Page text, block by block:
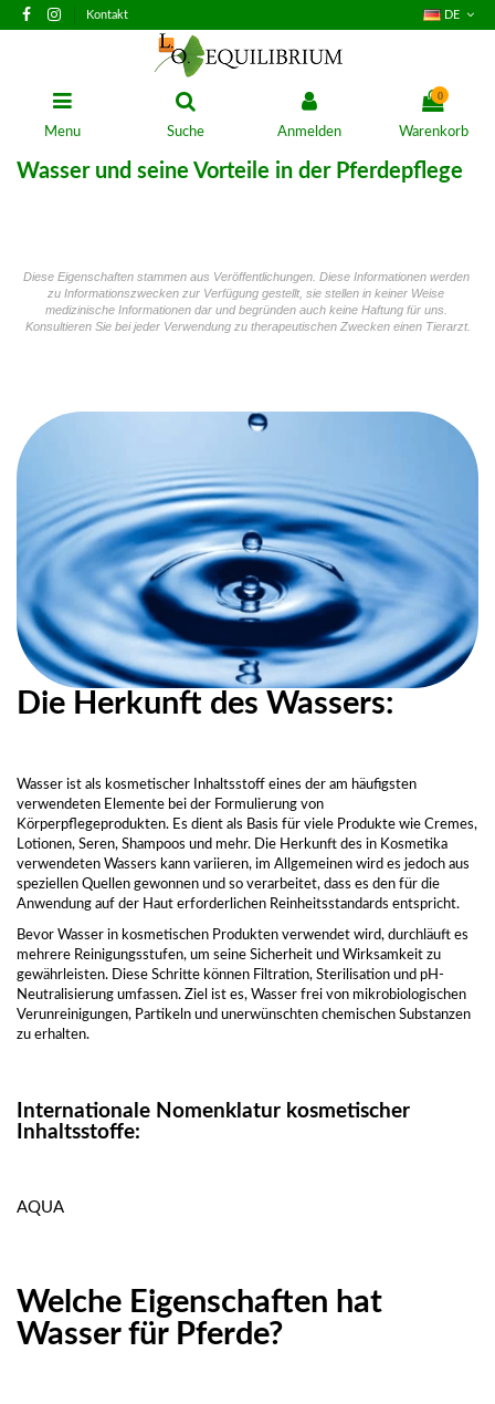
Kontakt DE
Menu Suche Anmelden
0
Warenkorb
Wasser und seine Vorteile in der Pferdepflege
Diese Eigenschaften stammen aus Veröffentlichungen. Diese Informationen werden
zu Informationszwecken zur Verfügung gestellt, sie stellen in keiner Weise
medizinische Informationen dar und begründen auch keine Haftung für uns.
Konsultieren Sie bei jeder Verwendung zu therapeutischen Zwecken einen Tierarzt.
Die Herkunft des Wassers:
Wasser ist als kosmetischer Inhaltsstoff eines der am häufigsten
verwendeten Elemente bei der Formulierung von
Körperpflegeprodukten. Es dient als Basis für viele Produkte wie Cremes,
Lotionen, Seren, Shampoos und mehr. Die Herkunft des in Kosmetika
verwendeten Wassers kann variieren, im Allgemeinen wird es jedoch aus
speziellen Quellen gewonnen und so verarbeitet, dass es den für die
Anwendung auf der Haut erforderlichen Reinheitsstandards entspricht.
Bevor Wasser in kosmetischen Produkten verwendet wird, durchläuft es
mehrere Reinigungsstufen, um seine Sicherheit und Wirksamkeit zu
gewährleisten. Diese Schritte können Filtration, Sterilisation und pH-
Neutralisierung umfassen. Ziel ist es, Wasser frei von mikrobiologischen
Verunreinigungen, Partikeln und unerwünschten chemischen Substanzen
zu erhalten.
Internationale Nomenklatur kosmetischer
Inhaltsstoffe:
AQUA
Welche Eigenschaften hat
Wasser für Pferde?